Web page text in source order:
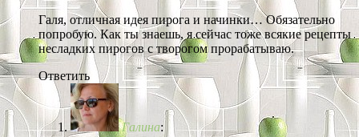
Галя, отличная идея пирога и начинки… Обязательно
попробую. Как ты знаешь, я сейчас тоже всякие рецепты
несладких пирогов с творогом прорабатываю.
Ответить
Галина: